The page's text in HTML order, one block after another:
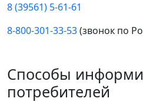
8 (39561) 5-61-61
8-800-301-33-53(звонок по
Способы
потребителей